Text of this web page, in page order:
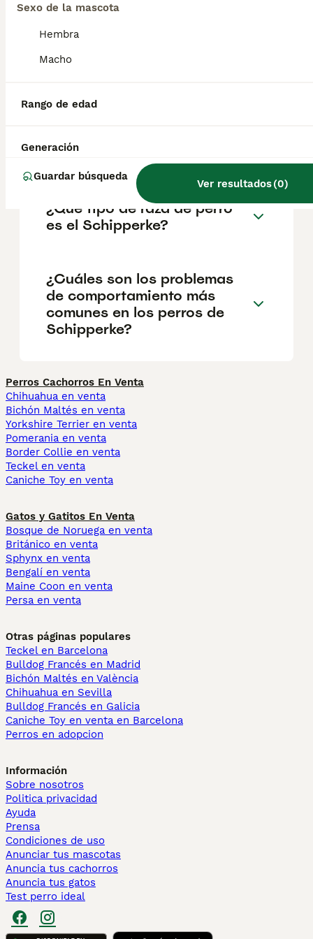
Sexo de la mascota
Hembra
Macho
Rango de edad
Generación
Guardar búsqueda
Ver resultados(0)
criadores responsables que garanticen la
salud y el bienestar de los animales.
Informarse bien y comparar opciones antes
de comprometerse siempre es la mejor
schipperkes?
¿Qué tipo de raza de perro
es el Schipperke?
¿Cuáles son los problemas
de comportamiento más
comunes en los perros de
Schipperke?
Perros Cachorros En Venta
Chihuahua en venta
Bichón Maltés en venta
Yorkshire Terrier en venta
Pomerania en venta
Border Collie en venta
Teckel en venta
Caniche Toy en venta
Gatos y Gatitos En Venta
Bosque de Noruega en venta
Británico en venta
Sphynx en venta
Bengalí en venta
Maine Coon en venta
Persa en venta
Otras páginas populares
Teckel en Barcelona
Bulldog Francés en Madrid
Bichón Maltés en València
Chihuahua en Sevilla
Bulldog Francés en Galicia
Caniche Toy en venta en Barcelona
Perros en adopcion
Información
Sobre nosotros
Politica privacidad
Ayuda
Prensa
Condiciones de uso
Anunciar tus mascotas
Anuncia tus cachorros
Anuncia tus gatos
Test perro ideal